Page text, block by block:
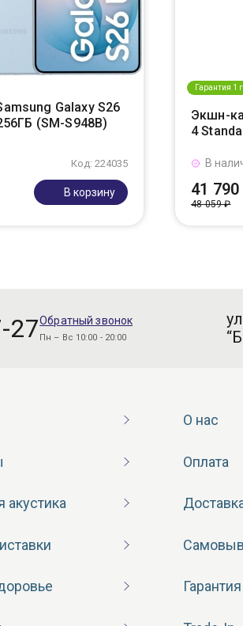
Galaxy S26
(SM-S948B)
Код: 224035
В корзину
Гарантия 1
Экшн-
4
В
41
48 059 ₽
27Обратный звонок
Пн – Вс 10:00 - 20:00
акустика
О нас
Оплата
Гарантия